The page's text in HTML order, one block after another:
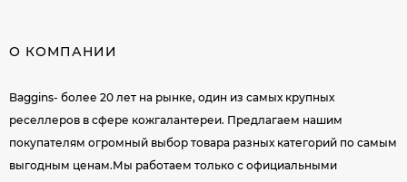
О КОМПАНИИ
Baggins- более 20 лет на рынке, один из самых крупных
реселлеров в сфере кожгалантереи. Предлагаем нашим
покупателям огромный выбор товара разных категорий по самым
выгодным ценам.Мы работаем только с официальными